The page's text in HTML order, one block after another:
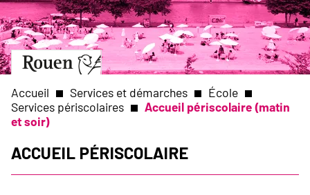
Aller
au
contenu
principal
Aller
à
page
d’accueil
Slide
1
of
1
d'Ariane
Accueil Services et démarches
École
Services périscolaires
Accueil périscolaire (matin
et soir)
Accueil périscolaire